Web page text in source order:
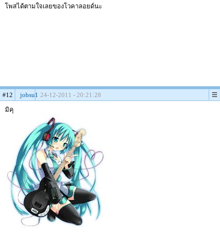
โพสได้ตามใจเลยของโวคาลอยด์นะ
#12 jobsu1 24-12-2011 - 20:21:28
มิคุ